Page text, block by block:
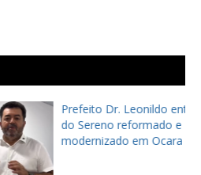
Dr. Leonildo entrega CRAS
do Sereno reformado e
em Ocara